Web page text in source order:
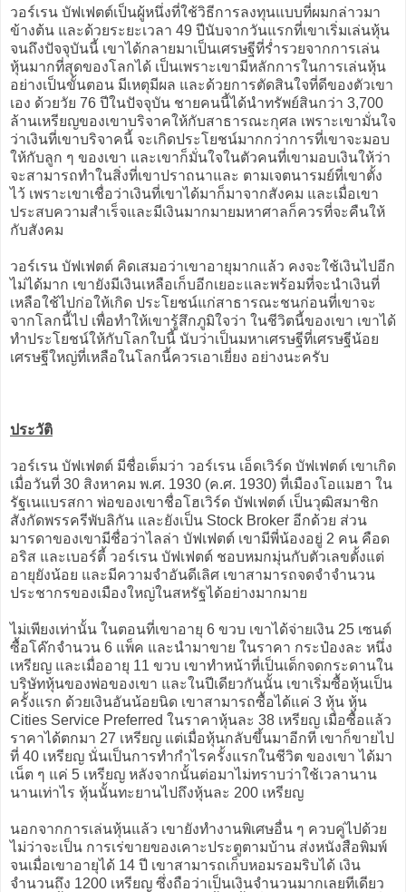
วอร์เรน บัฟเฟตต์เป็นผู้หนึ่งที่ใช้วิธีการลงทุนแบบที่ผมกล่าวมา
ข้างต้น และด้วยระยะเวลา 49 ปีนับจากวันแรกที่เขาเริ่มเล่นหุ้น
จนถึงปัจจุบันนี้ เขาได้กลายมาเป็นเศรษฐีที่ร่ำรวยจากการเล่น
หุ้นมากที่สุดของโลกได้ เป็นเพราะเขามีหลักการในการเล่นหุ้น
อย่างเป็นขั้นตอน มีเหตุมีผล และด้วยการตัดสินใจที่ดีของตัวเขา
เอง ด้วยวัย 76 ปีในปัจจุบัน ชายคนนี้ได้นำทรัพย์สินกว่า 3,700
ล้านเหรียญของเขาบริจาคให้กับสาธารณะกุศล เพราะเขามั่นใจ
ว่าเงินที่เขาบริจาคนี้ จะเกิดประโยชน์มากกว่าการที่เขาจะมอบ
ให้กับลูก ๆ ของเขา และเขาก็มั่นใจในตัวคนที่เขามอบเงินให้ว่า
จะสามารถทำในสิ่งที่เขาปราถนาและ ตามเจตนารมย์ที่เขาตั้ง
ไว้ เพราะเขาเชื่อว่าเงินที่เขาได้มาก็มาจากสังคม และเมื่อเขา
ประสบความสำเร็จและมีเงินมากมายมหาศาลก็ควรที่จะคืนให้
กับสังคม
วอร์เรน บัฟเฟตต์ คิดเสมอว่าเขาอายุมากแล้ว คงจะใช้เงินไปอีก
ไม่ได้มาก เขายังมีเงินเหลือเก็บอีกเยอะและพร้อมที่จะนำเงินที่
เหลือใช้ไปก่อให้เกิด ประโยชน์แก่สาธารณะชนก่อนที่เขาจะ
จากโลกนี้ไป เพื่อทำให้เขารู้สึกภูมิใจว่า ในชีวิตนี้ของเขา เขาได้
ทำประโยชน์ให้กับโลกใบนี้ นับว่าเป็นมหาเศรษฐีที่เศรษฐีน้อย
เศรษฐีใหญ่ที่เหลือในโลกนี้ควรเอาเยี่ยง อย่างนะครับ
ประวัติ
วอร์เรน บัฟเฟตต์ มีชื่อเต็มว่า วอร์เรน เอ็ดเวิร์ด บัฟเฟตต์ เขาเกิด
เมื่อวันที่ 30 สิงหาคม พ.ศ. 1930 (ค.ศ. 1930) ที่เมืองโอแมฮา ใน
รัฐเนแบรสกา พ่อของเขาชื่อโฮเวิร์ด บัฟเฟตต์ เป็นวุฒิสมาชิก
สังกัดพรรครีพับลิกัน และยังเป็น Stock Broker อีกด้วย ส่วน
มารดาของเขามีชื่อว่าไลล่า บัฟเฟตต์ เขามีพี่น้องอยู่ 2 คน คือด
อริส และเบอร์ตี้ วอร์เรน บัฟเฟตต์ ชอบหมกมุ่นกับตัวเลขตั้งแต่
อายุยังน้อย และมีความจำอันดีเลิศ เขาสามารถจดจำจำนวน
ประชากรของเมืองใหญ่ในสหรัฐได้อย่างมากมาย
ไม่เพียงเท่านั้น ในตอนที่เขาอายุ 6 ขวบ เขาได้จ่ายเงิน 25 เซนต์
ซื้อโค๊กจำนวน 6 แพ็ค และนำมาขาย ในราคา กระป๋องละ หนึ่ง
เหรียญ และเมื่ออายุ 11 ขวบ เขาทำหน้าที่เป็นเด็กจดกระดานใน
บริษัทหุ้นของพ่อของเขา และในปีเดียวกันนั้น เขาเริ่มซื้อหุ้นเป็น
ครั้งแรก ด้วยเงินอันน้อยนิด เขาสามารถซื้อได้แค่ 3 หุ้น หุ้น
Cities Service Preferred ในราคาหุ้นละ 38 เหรียญ เมื่อซื้อแล้ว
ราคาได้ตกมา 27 เหรียญ แต่เมื่อหุ้นกลับขึ้นมาอีกที เขาก็ขายไป
ที่ 40 เหรียญ นั่นเป็นการทำกำไรครั้งแรกในชีวิต ของเขา ได้มา
เน็ต ๆ แค่ 5 เหรียญ หลังจากนั้นต่อมาไม่ทราบว่าใช้เวลานาน
นานเท่าไร หุ้นนั้นทะยานไปถึงหุ้นละ 200 เหรียญ
นอกจากการเล่นหุ้นแล้ว เขายังทำงานพิเศษอื่น ๆ ควบคู่ไปด้วย
ไม่ว่าจะเป็น การเร่ขายของเคาะประตูตามบ้าน ส่งหนังสือพิมพ์
จนเมื่อเขาอายุได้ 14 ปี เขาสามารถเก็บหอมรอมริบได้ เงิน
จำนวนถึง 1200 เหรียญ ซึ่งถือว่าเป็นเงินจำนวนมากเลยทีเดียว